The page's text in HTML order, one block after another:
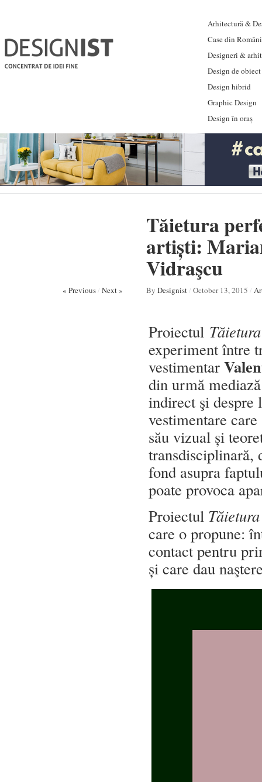
Arhitectură &
Case din
Designeri &
Design de obiect
Design hibrid
Graphic Design
Design în oraș
Tăietura
artiști:
Vidraşcu
« Previous/ Next » By Designist/ October 13, 2015 /
Proiectul
experiment între
vestimentar
din urmă
indirect şi despre
vestimentare
său vizual și
transdisciplinară,
fond asupra
poate provoca
Proiectul
care o propune:
contact pentru
și care dau